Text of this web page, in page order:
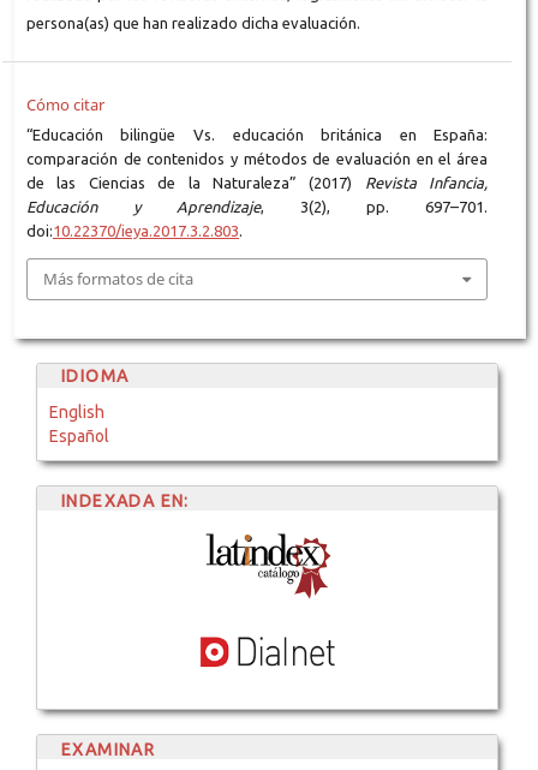
persona(as) que han realizado dicha evaluación.
Cómo citar
“Educación bilingüe Vs. educación británica en España:
comparación de contenidos y métodos de evaluación en el área
de las Ciencias de la Naturaleza” (2017) Revista Infancia,
Educación y Aprendizaje, 3(2), pp. 697–701.
doi:10.22370/ieya.2017.3.2.803.
Más formatos de cita
IDIOMA
English
Español
INDEXADA EN:
EXAMINAR